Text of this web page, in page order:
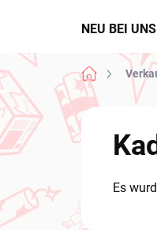
NEU BEI UNS
Startseite
Es